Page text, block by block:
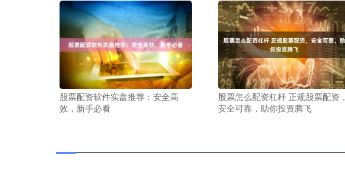
股票配资软件实盘推荐：安全高
效，新手必看
股票怎么配资杠杆 正规股票配资，
安全可靠，助你投资腾飞